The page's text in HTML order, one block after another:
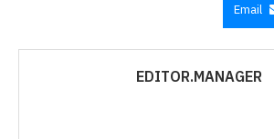
Email
EDITOR.MANAGER